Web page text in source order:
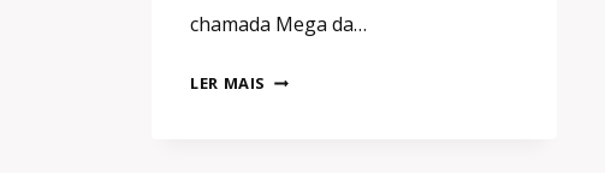
chamada Mega da…
LER MAIS